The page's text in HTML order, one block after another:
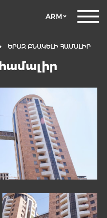
ARM
ԵՐԱԶ ԲՆԱԿԵԼԻ ՀԱՄԱԼԻՐ